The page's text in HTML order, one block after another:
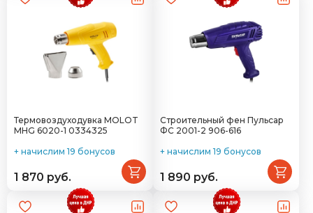
Термовоздуходувка MOLOT
MHG 6020-1 0334325
+ начислим 19 бонусов
1 870 руб.
Строительный фен Пульсар
ФС 2001-2 906-616
+ начислим 19 бонусов
1 890 руб.